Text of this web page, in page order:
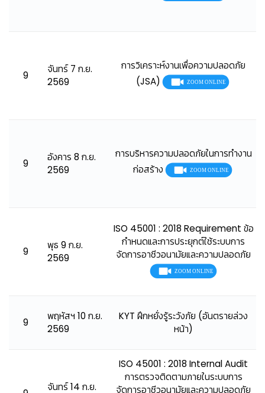
9
จันทร์ 7 ก.ย.
2569
การวิเคราะห์งานเพื่อความปลอดภัย
(JSA)
9
อังคาร 8 ก.ย.
2569
การบริหารความปลอดภัยในการทำงาน
ก่อสร้าง
9
พุธ 9 ก.ย.
2569
ISO 45001 : 2018 Requirement ข้อ
กำหนดและการประยุกต์ใช้ระบบการ
จัดการอาชีวอนามัยและความปลอดภัย
9
พฤหัสฯ 10 ก.ย.
2569
KYT ฝึกหยั่งรู้ระวังภัย (อันตรายล่วง
หน้า)
จันทร์ 14 ก.ย.
ISO 45001 : 2018 Internal Audit
การตรวจติดตามภายในระบบการ
จัดการอาชีวอนามัยและความปลอดภัย